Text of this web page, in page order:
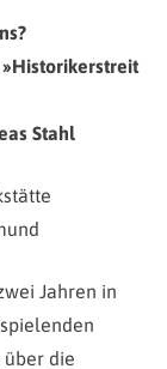
Stahl
Jahren in
die